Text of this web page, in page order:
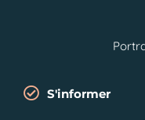
S'informer